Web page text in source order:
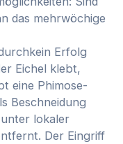
das mehrwöchige
Erfolg
Eichel klebt,
eine Phimose-
Beschneidung
lokaler
Der Eingriff